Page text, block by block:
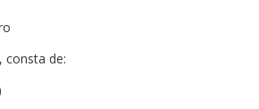
consta de: